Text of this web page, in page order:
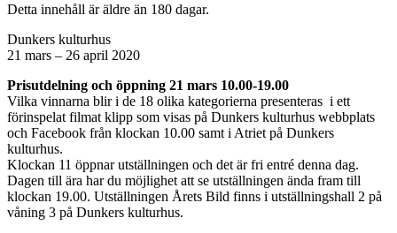
Detta innehåll är äldre än 180 dagar.
Dunkers kulturhus
21 mars – 26 april 2020
Prisutdelning och öppning 21 mars 10.00-19.00
Vilka vinnarna blir i de 18 olika kategorierna presenteras i ett
förinspelat filmat klipp som visas på Dunkers kulturhus webbplats
och Facebook från klockan 10.00 samt i Atriet på Dunkers
kulturhus.
Klockan 11 öppnar utställningen och det är fri entré denna dag.
Dagen till ära har du möjlighet att se utställningen ända fram till
klockan 19.00. Utställningen Årets Bild finns i utställningshall 2 på
våning 3 på Dunkers kulturhus.